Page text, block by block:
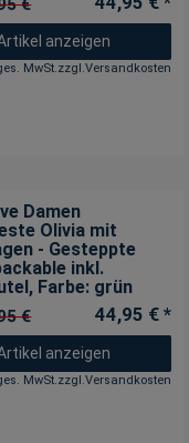
€
anzeigen
MwSt.zzgl.Versandkosten
Damen
Olivia mit
- Gesteppte
inkl.
, Farbe: grün
€ 44,95 € *
anzeigen
MwSt.zzgl.Versandkosten